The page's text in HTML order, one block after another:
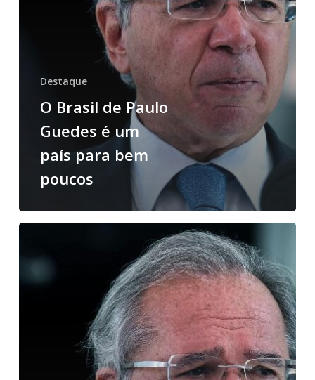
Destaque
O Brasil de Paulo
Guedes é um
país para bem
poucos